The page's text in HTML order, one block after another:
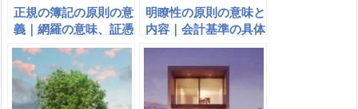
正規の簿記の原則の意
義｜網羅の意味、証憑
の意味｜企業会計原則
明瞭性の原則の意味と
内容｜会計基準の具体
例は総額主義、重要な
会計方針、後発事象の
３つ